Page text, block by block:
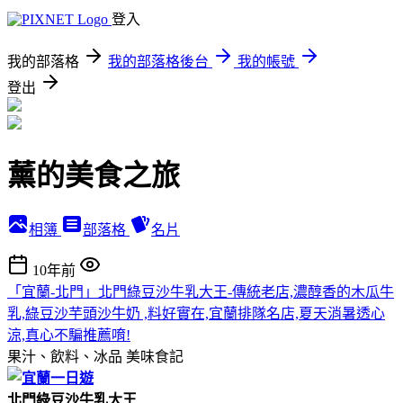
登入
我的部落格 我的部落格後台
我的帳號
登出
薰的美食之旅
相簿 部落格 名片
10年前
「宜蘭-北門」北門綠豆沙牛乳大王-傳統老店,濃醇香的木瓜牛
乳,綠豆沙芋頭沙牛奶 ,料好實在,宜蘭排隊名店,夏天消暑透心
涼,真心不騙推薦唷!
果汁、飲料、冰品 美味食記
北門綠豆沙牛乳大王